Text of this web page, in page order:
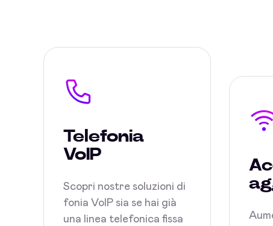
Telefonia
VoIP
Scopri nostre soluzioni di
fonia VoIP sia se hai già
una linea telefonica fissa